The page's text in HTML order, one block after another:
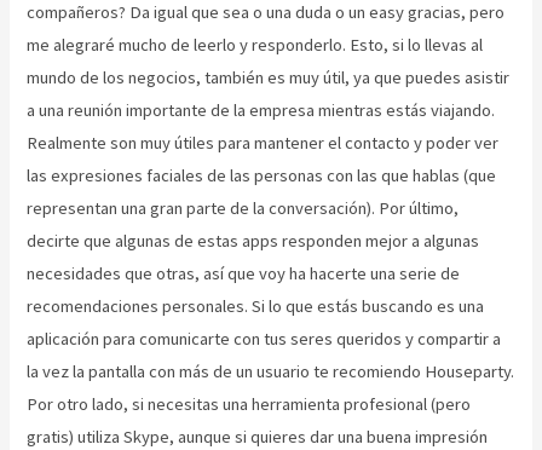
compañeros? Da igual que sea o una duda o un easy gracias, pero
me alegraré mucho de leerlo y responderlo. Esto, si lo llevas al
mundo de los negocios, también es muy útil, ya que puedes asistir
a una reunión importante de la empresa mientras estás viajando.
Realmente son muy útiles para mantener el contacto y poder ver
las expresiones faciales de las personas con las que hablas (que
representan una gran parte de la conversación). Por último,
decirte que algunas de estas apps responden mejor a algunas
necesidades que otras, así que voy ha hacerte una serie de
recomendaciones personales. Si lo que estás buscando es una
aplicación para comunicarte con tus seres queridos y compartir a
la vez la pantalla con más de un usuario te recomiendo Houseparty.
Por otro lado, si necesitas una herramienta profesional (pero
gratis) utiliza Skype, aunque si quieres dar una buena impresión